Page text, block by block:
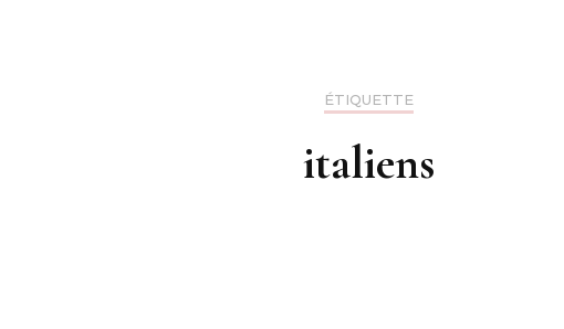
ÉTIQUETTE
italiens